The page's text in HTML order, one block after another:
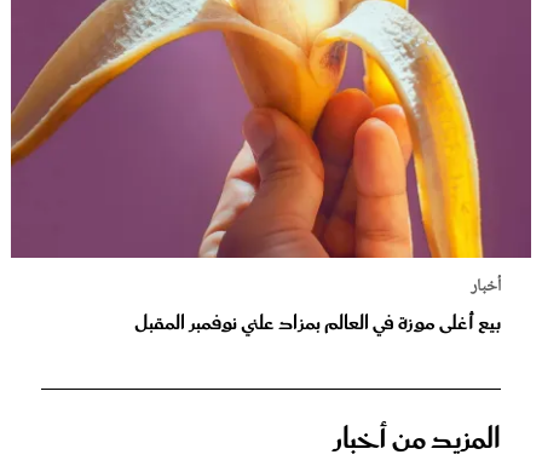
أخبار
بيع أغلى موزة في العالم بمزاد علني نوفمبر المقبل
المزيد من أخبار